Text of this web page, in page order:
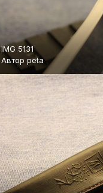
IMG 5131
Автор peta